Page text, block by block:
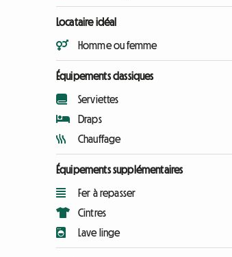
Locataire idéal
Homme ou femme
Équipements classiques
Serviettes
Draps
Chauffage
Équipements supplémentaires
Fer à repasser
Cintres
Lave linge